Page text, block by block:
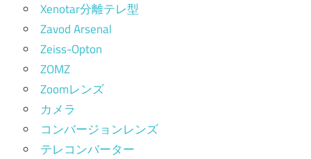
Xenotar分離テレ型
Zavod Arsenal
Zeiss-Opton
ZOMZ
Zoomレンズ
カメラ
コンバージョンレンズ
テレコンバーター